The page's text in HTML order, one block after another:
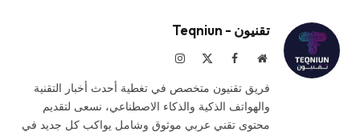
تقنيون - Teqniun
موقعفيسبوك الانستغرام
فريق تقنيون متخصص في تغطية أحدث أخبار التقنية
والهواتف الذكية والذكاء الاصطناعي، نسعى لتقديم
محتوى تقني عربي موثوق وشامل يواكب كل جديد في